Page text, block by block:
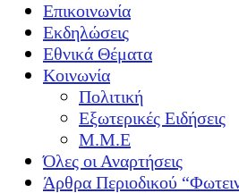
Επικοινωνία
Εκδηλώσεις
Εθνικά Θέματα
Κοινωνία
Πολιτική
Εξωτερικές Ειδήσεις
Μ.Μ.Ε
Όλες οι Αναρτήσεις
Άρθρα Περιοδικού